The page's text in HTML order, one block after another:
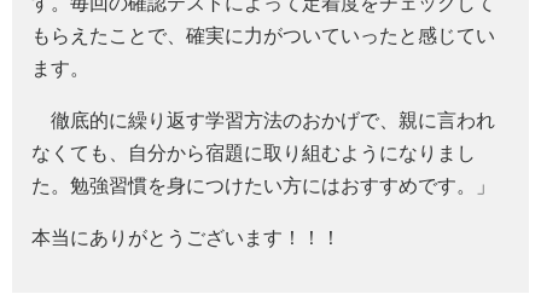
もらえたことで、確実に力がついていったと感じてい
ます。
徹底的に繰り返す学習方法のおかげで、親に言われ
なくても、自分から宿題に取り組むようになりまし
た。勉強習慣を身につけたい方にはおすすめです。」
本当にありがとうございます！！！